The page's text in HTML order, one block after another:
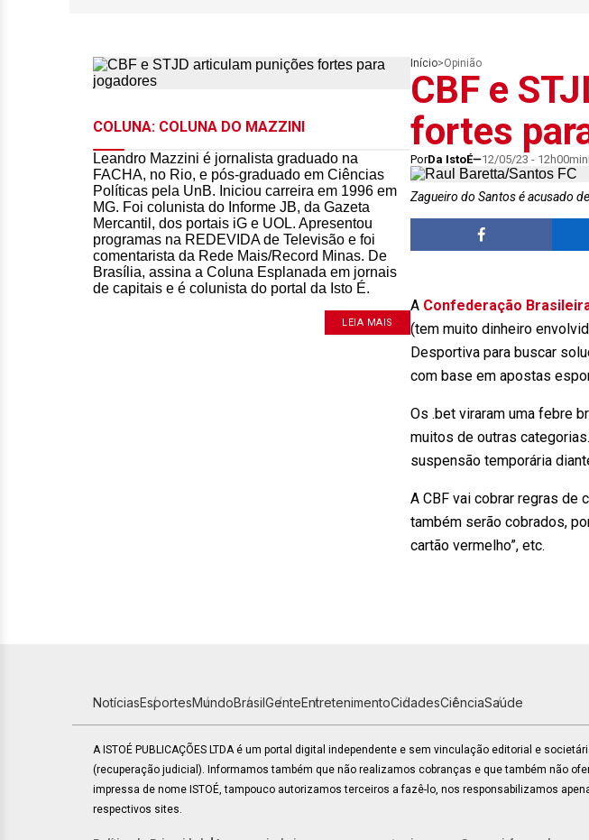
COLUNA: COLUNA DO MAZZINI
Leandro Mazzini é jornalista graduado na
FACHA, no Rio, e pós-graduado em Ciências
Políticas pela UnB. Iniciou carreira em 1996 em
MG. Foi colunista do Informe JB, da Gazeta
Mercantil, dos portais iG e UOL. Apresentou
programas na REDEVIDA de Televisão e foi
comentarista da Rede Mais/Record Minas. De
Brasília, assina a Coluna Esplanada em jornais
de capitais e é colunista do portal da Isto É.
LEIA MAIS
Início>Opinião
CBF e
fortes
PorDa IstoÉ 12/05/23 - 12h00min
Zagueiro do Santos é acusado
A Confederação
(tem muito dinheiro
Desportiva para buscar
com base em apostas
Os .bet viraram uma febre
muitos de outras
suspensão temporária
A CBF vai cobrar regras
também serão cobrados,
cartão vermelho”, etc.
NotíciasEsportesMundoBrasilGenteEntretenimentoCidadesCiênciaSaúde
A ISTOÉ PUBLICAÇÕES LTDA é um portal digital independente e sem vinculação editorial e
(recuperação judicial). Informamos também que não realizamos cobranças e que também não
impressa de nome ISTOÉ, tampouco autorizamos terceiros a fazê-lo, nos responsabilizamos
respectivos sites.